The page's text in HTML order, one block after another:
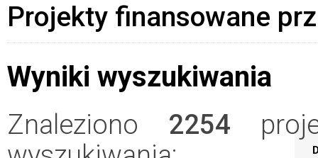
Projekty finansowane
Wyniki wyszukiwania
Znaleziono 2254